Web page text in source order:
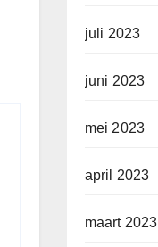
juli 2023
juni 2023
mei 2023
april 2023
maart 2023